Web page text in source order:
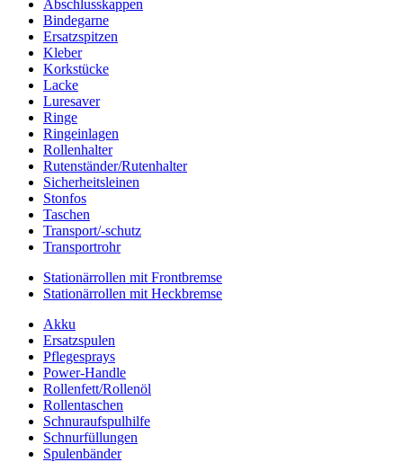
Abschlusskappen
Bindegarne
Ersatzspitzen
Kleber
Korkstücke
Lacke
Luresaver
Ringe
Ringeinlagen
Rollenhalter
Rutenständer/Rutenhalter
Sicherheitsleinen
Stonfos
Taschen
Transport/-schutz
Transportrohr
Stationärrollen mit Frontbremse
Stationärrollen mit Heckbremse
Akku
Ersatzspulen
Pflegesprays
Power-Handle
Rollenfett/Rollenöl
Rollentaschen
Schnuraufspulhilfe
Schnurfüllungen
Spulenbänder